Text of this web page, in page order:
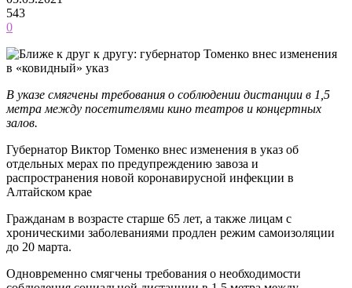
543
0
В указе смягчены требования о соблюдении дистанции в 1,5
метра между посетителями кино театров и концертных
залов.
Губернатор Виктор Томенко внес изменения в указ об
отдельных мерах по предупреждению завоза и
распространения новой коронавирусной инфекции в
Алтайском крае
Гражданам в возрасте старше 65 лет, а также лицам с
хроническими заболеваниями продлен режим самоизоляции
до 20 марта.
Одновременно смягчены требования о необходимости